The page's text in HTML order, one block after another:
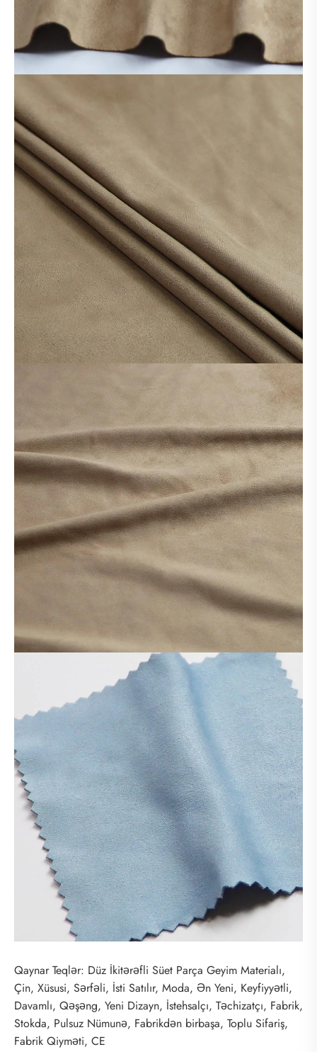
Qaynar Teqlər: Düz İkitərəfli Süet Parça Geyim Materialı,
Çin, Xüsusi, Sərfəli, İsti Satılır, Moda, Ən Yeni, Keyfiyyətli,
Davamlı, Qəşəng, Yeni Dizayn, İstehsalçı, Təchizatçı, Fabrik,
Stokda, Pulsuz Nümunə, Fabrikdən birbaşa, Toplu Sifariş,
Fabrik Qiyməti, CE